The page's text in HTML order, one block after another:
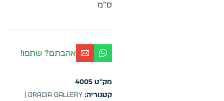
ס”מ
אהבתם? שתפו!
מק"ט 4005
קטגוריה: